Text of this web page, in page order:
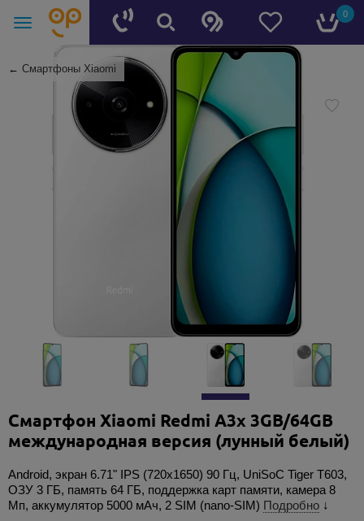
0
← Смартфоны Xiaomi
Смартфон Xiaomi Redmi A3x 3GB/64GB
международная версия (лунный белый)
Android, экран 6.71" IPS (720x1650) 90 Гц, UniSoC Tiger T603,
ОЗУ 3 ГБ, память 64 ГБ, поддержка карт памяти, камера 8
Мп, аккумулятор 5000 мАч, 2 SIM (nano-SIM) Подробно ↓